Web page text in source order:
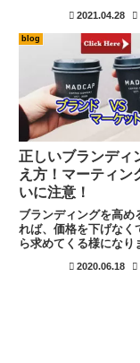
合もありますね。意外
近にあります。ここで
類とメリットとデメリ
には一部始め方も紹介
す。副業に興味があ
覗いてみてください。
2021.04.28
blog
正しいブランディ
え方！マーティン
いに注意！
ブランディングを高め
れば、価格を下げなく
ら求めてくる様になり
んね。無駄な広告も使
いを良く知りましょう
2020.06.18